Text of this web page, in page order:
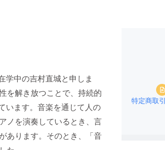
学中の吉村直城と申しま
を解き放つことで、持続的
います。音楽を通じて人の
ノを演奏しているとき、言
あります。そのとき、「音
特定商取